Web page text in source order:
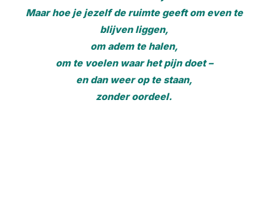
Maar hoe je jezelf de ruimte geeft om even te
blijven liggen,
om adem te halen,
om te voelen waar het pijn doet –
en dan weer op te staan,
zonder oordeel.